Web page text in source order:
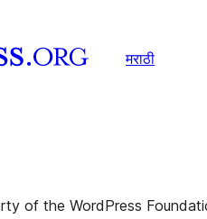
मराठी
of the WordPress